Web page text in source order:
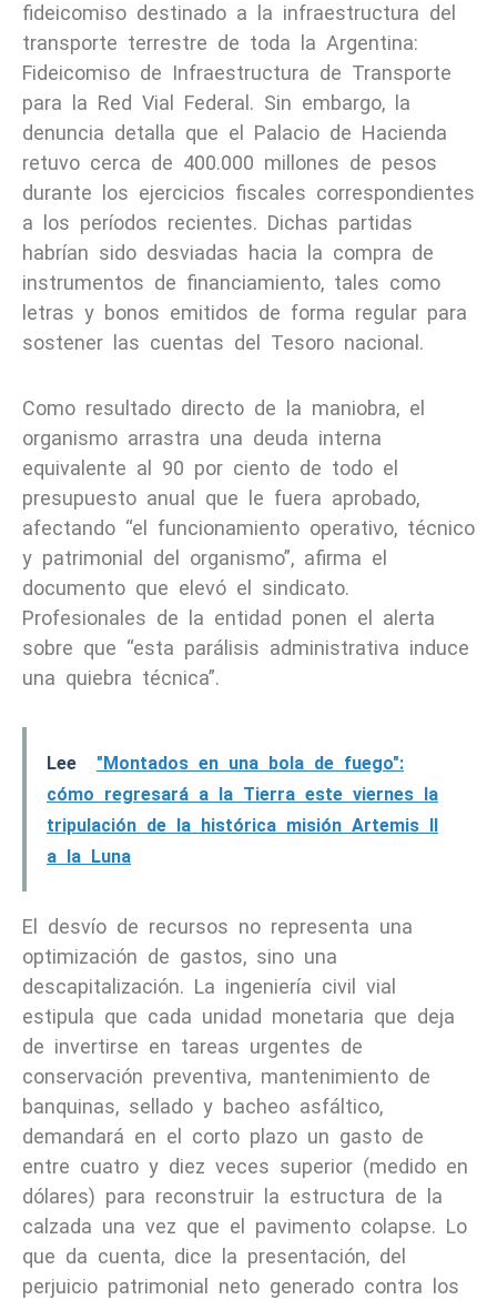
fideicomiso destinado a la infraestructura del
transporte terrestre de toda la Argentina:
Fideicomiso de Infraestructura de Transporte
para la Red Vial Federal. Sin embargo, la
denuncia detalla que el Palacio de Hacienda
retuvo cerca de 400.000 millones de pesos
durante los ejercicios fiscales correspondientes
a los períodos recientes. Dichas partidas
habrían sido desviadas hacia la compra de
instrumentos de financiamiento, tales como
letras y bonos emitidos de forma regular para
sostener las cuentas del Tesoro nacional.
Como resultado directo de la maniobra, el
organismo arrastra una deuda interna
equivalente al 90 por ciento de todo el
presupuesto anual que le fuera aprobado,
afectando “el funcionamiento operativo, técnico
y patrimonial del organismo”, afirma el
documento que elevó el sindicato.
Profesionales de la entidad ponen el alerta
sobre que “esta parálisis administrativa induce
una quiebra técnica”.
Lee
"Montados en una bola de fuego":
cómo regresará a la Tierra este viernes la
tripulación de la histórica misión Artemis II
a la Luna
El desvío de recursos no representa una
optimización de gastos, sino una
descapitalización. La ingeniería civil vial
estipula que cada unidad monetaria que deja
de invertirse en tareas urgentes de
conservación preventiva, mantenimiento de
banquinas, sellado y bacheo asfáltico,
demandará en el corto plazo un gasto de
entre cuatro y diez veces superior (medido en
dólares) para reconstruir la estructura de la
calzada una vez que el pavimento colapse. Lo
que da cuenta, dice la presentación, del
perjuicio patrimonial neto generado contra los